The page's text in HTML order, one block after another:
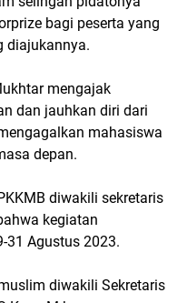
bagi peserta yang
diajukannya.
mengajak
dan jauhkan diri dari
mahasiswa
depan.
diwakili sekretaris
kegiatan
31 Agustus 2023.
diwakili Sekretaris